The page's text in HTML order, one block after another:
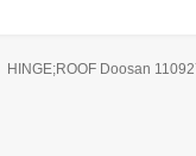
HINGE;ROOF Doosan